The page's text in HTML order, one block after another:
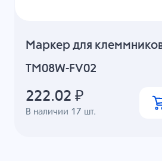
Маркер для клеммников
TM08W-FV02
В наличии 17 шт.
222.02 ₽